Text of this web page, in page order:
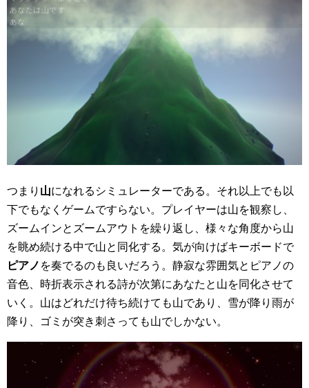
つまり 山になれるシミュレーターである。それ以上でも以
下でもなくゲームですらない。プレイヤーは山を観察し、
ズームインとズームアウトを繰り返し、様々な角度から山
を眺め続ける中で山と同化する。気が向けばキーボードで
ピアノ を奏でるのも良いだろう。静寂な雰囲気とピアノの
音色、時折表示される詩が次第にあなたと山を同化させて
いく。山はどれだけ待ち続けても山であり、雪が降り雨が
降り、ゴミが突き刺さっても山でしかない。